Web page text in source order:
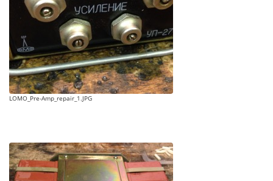
LOMO_Pre-Amp_repair_1.JPG